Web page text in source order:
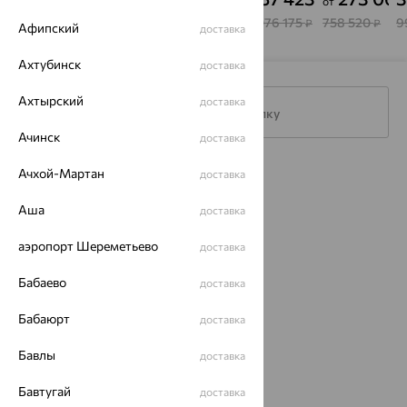
БРИЛЛИАНТЫ
КОСТРОМЫ
487 215₽
БРИЛЛИАНТЫБРИЛЛИАНТЫ
КОСТРОМЫ
1 076 175₽
MASTER
BRILLIANT
758 520₽
Подписаться на рассылку
Каталог
Акции
Магазины
Покупателям
О нас
ул. Зегеля, 27/2
Афипский доставка
Ахтубинск доставка
Ахтырский доставка
Ачинск доставка
Ачхой-Мартан доставка
Аша доставка
аэропорт Шереметьево доставка
Бабаево доставка
Бабаюрт доставка
Бавлы доставка
Бавтугай доставка